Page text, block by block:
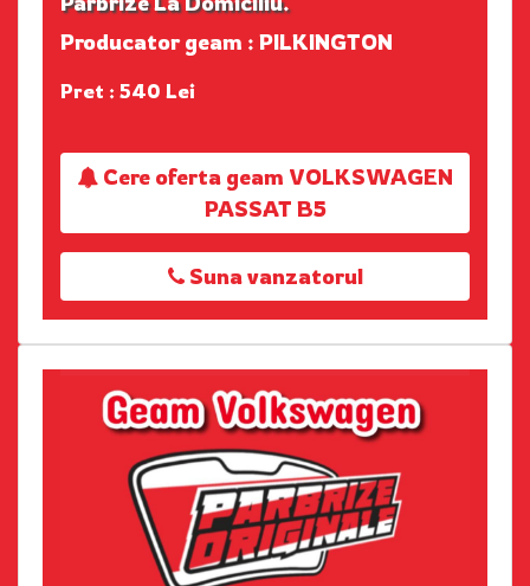
Producator geam : PILKINGTON
Pret : 540 Lei
Cere oferta geam VOLKSWAGEN
PASSAT B5
Suna vanzatorul